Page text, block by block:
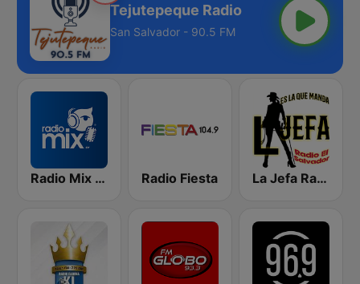
Tejutepeque Radio
San Salvador - 90.5 FM
Radio Mix El Salvador Radio Fiesta La Jefa Radio El Salvador